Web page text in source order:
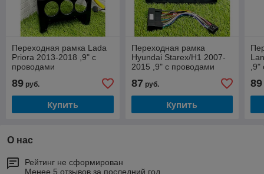
Переходная рамка Lada
Priora 2013-2018 ,9" с
проводами
89 руб.
Купить
Переходная рамка
Hyundai Starex/H1 2007-
2015 ,9" с проводами
87 руб.
Купить
,9"
89
О нас
Рейтинг не сформирован
Менее 5 отзывов за последний год